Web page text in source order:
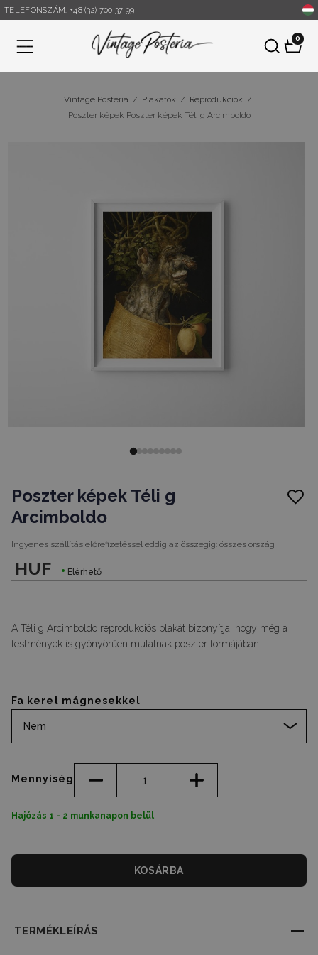
TELEFONSZÁM: +48 (32) 700 37 99
Menü
0
Vintage Posteria / Plakátok / Reprodukciók /
Poszter képek Poszter képek Téli g Arcimboldo
Poszter képek Téli g
Arcimboldo
Ingyenes szállítás előrefizetéssel eddig az összegig: összes ország
HUF Elérhető
A Téli g Arcimboldo reprodukciós plakát bizonyítja, hogy még a
festmények is gyönyörűen mutatnak poszter formájában.
Hajózás 1 - 2 munkanapon belül
Fa keret mágnesekkel
Nem
Mennyiség
KOSÁRBA
TERMÉKLEÍRÁS